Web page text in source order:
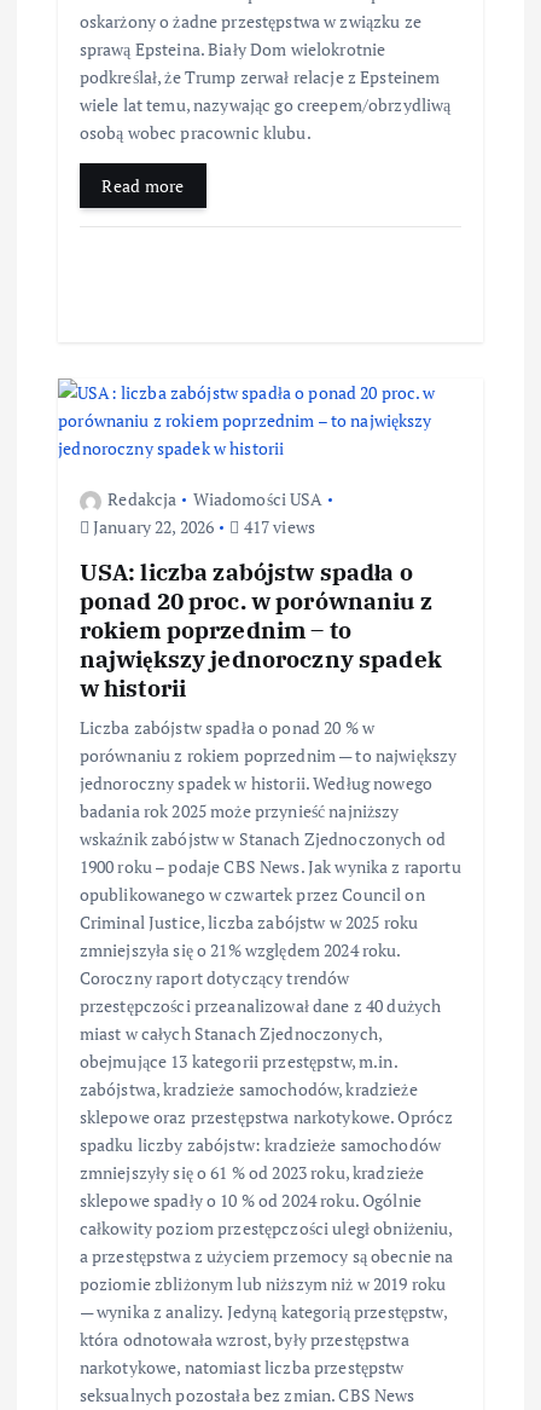
oskarżony o żadne przestępstwa w związku ze
sprawą Epsteina. Biały Dom wielokrotnie
podkreślał, że Trump zerwał relacje z Epsteinem
wiele lat temu, nazywając go creepem/obrzydliwą
osobą wobec pracownic klubu.
Read more
Redakcja
Wiadomości USA
January 22, 2026
417 views
USA: liczba zabójstw spadła o
ponad 20 proc. w porównaniu z
rokiem poprzednim – to
największy jednoroczny spadek
w historii
Liczba zabójstw spadła o ponad 20 % w
porównaniu z rokiem poprzednim — to największy
jednoroczny spadek w historii. Według nowego
badania rok 2025 może przynieść najniższy
wskaźnik zabójstw w Stanach Zjednoczonych od
1900 roku – podaje CBS News. Jak wynika z raportu
opublikowanego w czwartek przez Council on
Criminal Justice, liczba zabójstw w 2025 roku
zmniejszyła się o 21% względem 2024 roku.
Coroczny raport dotyczący trendów
przestępczości przeanalizował dane z 40 dużych
miast w całych Stanach Zjednoczonych,
obejmujące 13 kategorii przestępstw, m.in.
zabójstwa, kradzieże samochodów, kradzieże
sklepowe oraz przestępstwa narkotykowe. Oprócz
spadku liczby zabójstw: kradzieże samochodów
zmniejszyły się o 61 % od 2023 roku, kradzieże
sklepowe spadły o 10 % od 2024 roku. Ogólnie
całkowity poziom przestępczości uległ obniżeniu,
a przestępstwa z użyciem przemocy są obecnie na
poziomie zbliżonym lub niższym niż w 2019 roku
— wynika z analizy. Jedyną kategorią przestępstw,
która odnotowała wzrost, były przestępstwa
narkotykowe, natomiast liczba przestępstw
seksualnych pozostała bez zmian. CBS News